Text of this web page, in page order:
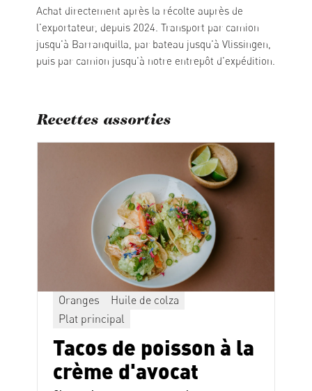
Achat directement après la récolte auprès de
l'exportateur, depuis 2024. Transport par camion
jusqu'à Barranquilla, par bateau jusqu'à Vlissingen,
puis par camion jusqu'à notre entrepôt d'expédition.
Recettes assorties
Oranges
Huile de colza
Plat principal
Tacos de poisson à la
crème d'avocat